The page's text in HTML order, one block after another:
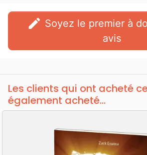
commentaires, proverbes,
edit
avis
Les clients qui ont acheté
également acheté...